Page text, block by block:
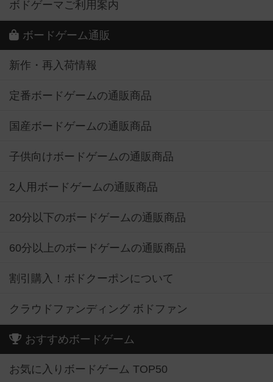
ボドゲーマご利用案内
ボードゲーム通販
新作・再入荷情報
定番ボードゲームの通販商品
国産ボードゲームの通販商品
子供向けボードゲームの通販商品
2人用ボードゲームの通販商品
20分以下のボードゲームの通販商品
60分以上のボードゲームの通販商品
割引購入！ボドクーポンについて
クラウドファンディング ボドファン
おすすめボードゲーム
お気に入りボードゲーム TOP50